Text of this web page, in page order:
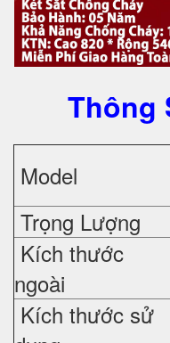
Thông
Model
Trọng Lượng
Kích thước
ngoài
Kích thước sử